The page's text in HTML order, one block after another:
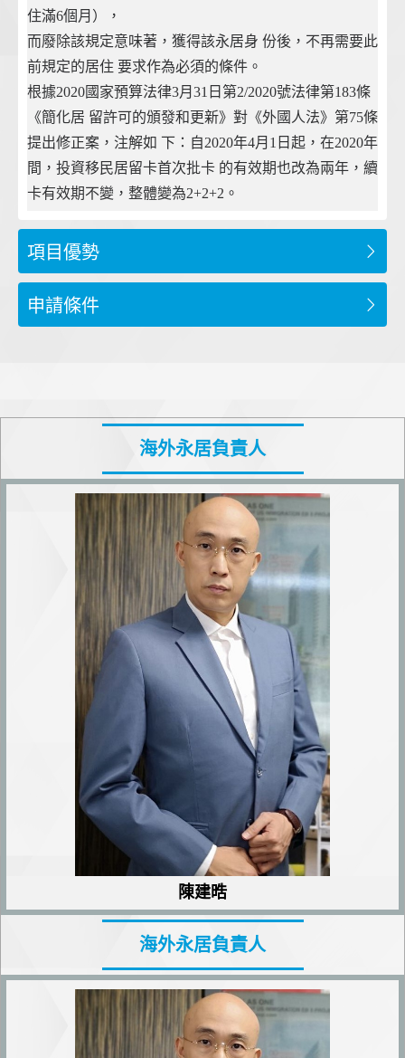
住滿6個月），
而廢除該規定意味著，獲得該永居身 份後，不再需要此
前規定的居住 要求作為必須的條件。
根據2020國家預算法律3月31日第2/2020號法律第183條
《簡化居 留許可的頒發和更新》對《外國人法》第75條
提出修正案，注解如 下：自2020年4月1日起，在2020年
間，投資移民居留卡首次批卡 的有效期也改為兩年，續
卡有效期不變，整體變為2+2+2。
項目優勢
申請條件
海外永居負責人
陳建晧
海外永居負責人